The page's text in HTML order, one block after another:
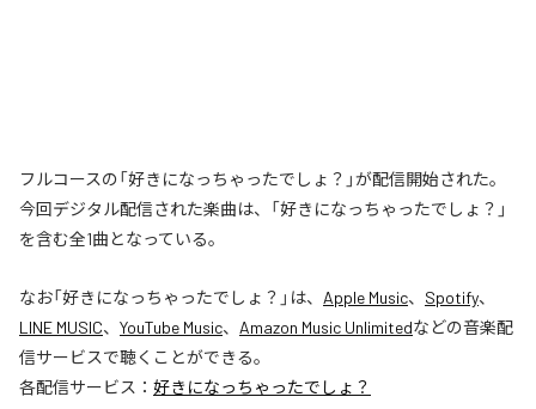
フルコースの「好きになっちゃったでしょ？」が配信開始された。
今回デジタル配信された楽曲は、「好きになっちゃったでしょ？」
を含む全1曲となっている。
なお「好きになっちゃったでしょ？ 」は、 Apple Music、 Spotify、
LINE MUSIC、 YouTube Music、 Amazon Music Unlimitedなどの音楽配
信サービスで聴くことができる。
各配信サービス： 好きになっちゃったでしょ？